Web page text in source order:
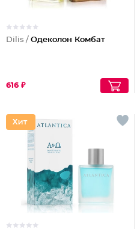
Dilis / Одеколон Комбат
616 ₽